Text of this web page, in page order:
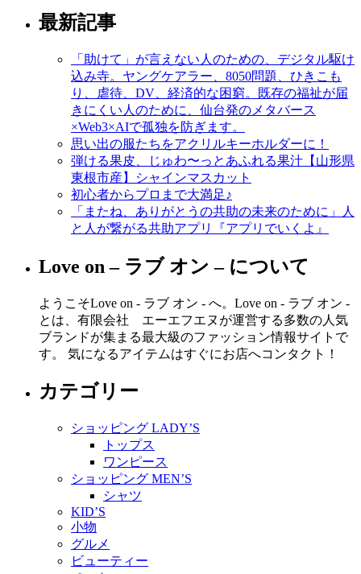
最新記事
「助けて」が言えない人のための、デジタル駆け
込み寺。ヤングケアラー、8050問題、ひきこも
り、虐待、DV、経済的な困窮。既存の福祉が届
きにくい人のために、仙台発のメタバース
×Web3×AIで孤独を防ぎます。
思い出の服たちをアクリルキーホルダーに！
弾ける果皮、じゅわ〜っとあふれる果汁【山形県
東根市産】シャインマスカット
初心者からプロまで大満足♪
「またね、ありがとうの共助の未来のために」人
と人が繋がる共助アプリ『アプリでいくよ』
Love on – ラブ オン – について
ようこそLove on - ラブ オン - へ。Love on - ラブ オン -
とは、有限会社 エーエフエヌが運営する多数の人気
ブランドが集まる最大級のファッション情報サイトで
す。 気になるアイテムはすぐにお店へコンタクト！
カテゴリー
ショッピング LADY’S
トップス
ワンピース
ショッピング MEN’S
シャツ
KID’S
小物
グルメ
ビューティー